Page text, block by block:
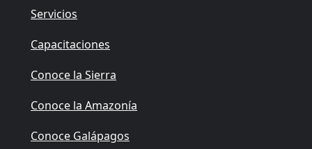
Servicios
Capacitaciones
Conoce la Sierra
Conoce la Amazonía
Conoce Galápagos